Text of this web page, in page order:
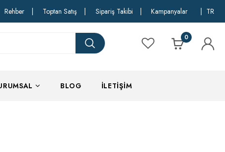
Rehber Toptan Satış Sipariş Takibi Kampanyalar TR
0
BLOG İLETIŞIM